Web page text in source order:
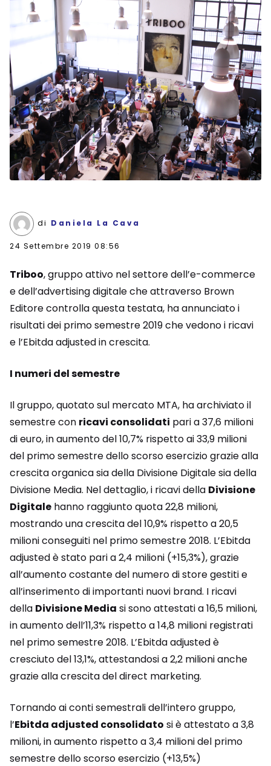
di Daniela La Cava
24 Settembre 2019 08:56
Triboo, gruppo attivo nel settore dell’e-commerce
e dell’advertising digitale che attraverso Brown
Editore controlla questa testata, ha annunciato i
risultati dei primo semestre 2019 che vedono i ricavi
e l’Ebitda adjusted in crescita.
I numeri del semestre
Il gruppo, quotato sul mercato MTA, ha archiviato il
semestre con ricavi consolidati pari a 37,6 milioni
di euro, in aumento del 10,7% rispetto ai 33,9 milioni
del primo semestre dello scorso esercizio grazie alla
crescita organica sia della Divisione Digitale sia della
Divisione Media. Nel dettaglio, i ricavi della Divisione
Digitale hanno raggiunto quota 22,8 milioni,
mostrando una crescita del 10,9% rispetto a 20,5
milioni conseguiti nel primo semestre 2018. L’Ebitda
adjusted è stato pari a 2,4 milioni (+15,3%), grazie
all’aumento costante del numero di store gestiti e
all’inserimento di importanti nuovi brand. I ricavi
della Divisione Media si sono attestati a 16,5 milioni,
in aumento dell’11,3% rispetto a 14,8 milioni registrati
nel primo semestre 2018. L’Ebitda adjusted è
cresciuto del 13,1%, attestandosi a 2,2 milioni anche
grazie alla crescita del direct marketing.
Tornando ai conti semestrali dell’intero gruppo,
l’Ebitda adjusted consolidato si è attestato a 3,8
milioni, in aumento rispetto a 3,4 milioni del primo
semestre dello scorso esercizio (+13,5%)